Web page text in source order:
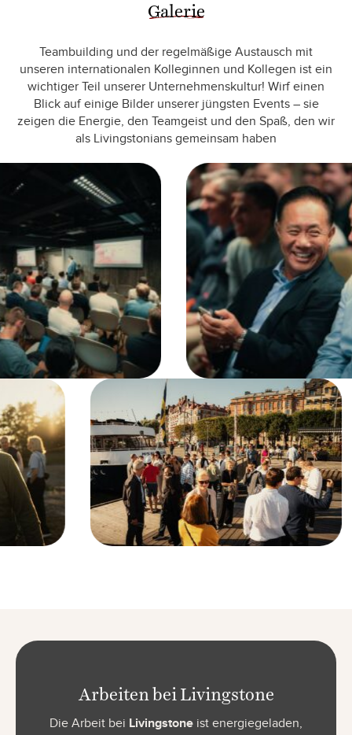
Galerie
Teambuilding und der regelmäßige Austausch mit
unseren internationalen Kolleginnen und Kollegen ist ein
wichtiger Teil unserer Unternehmenskultur! Wirf einen
Blick auf einige Bilder unserer jüngsten Events – sie
zeigen die Energie, den Teamgeist und den Spaß, den wir
als Livingstonians gemeinsam haben
Arbeiten bei Livingstone
Die Arbeit bei Livingstone ist energiegeladen,